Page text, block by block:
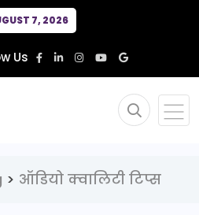
7, 2026
Us
> ऑडियो क्वालिटी टिप्स